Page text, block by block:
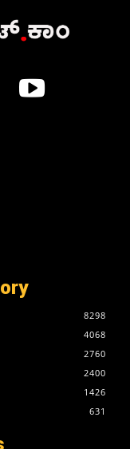
8298
4068
2760
2400
1426
631